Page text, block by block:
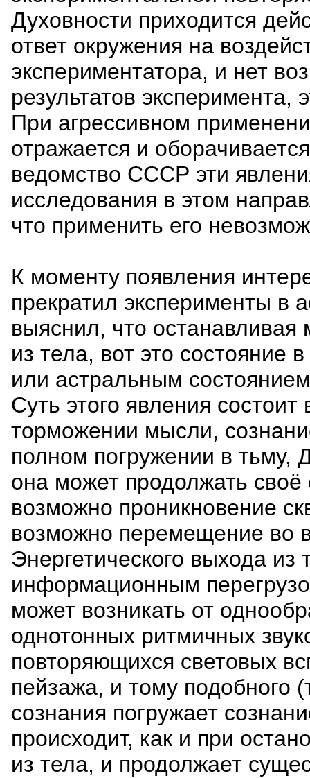
Духовности приходится
ответ окружения на
экспериментатора, и нет
результатов
При агрессивном
отражается и
ведомство СССР эти
исследования в этом
что применить его
К моменту появления
прекратил эксперименты в
выяснил, что
из тела, вот это состояние
или астральным
Суть этого явления
торможении мысли,
полном погружении в тьму,
она может продолжать
возможно проникновение
возможно перемещение во
Энергетического выхода из
информационным
может возникать от
однотонных ритмичных
повторяющихся световых
пейзажа, и тому подобного
сознания погружает
происходит, как и при
из тела, и продолжает